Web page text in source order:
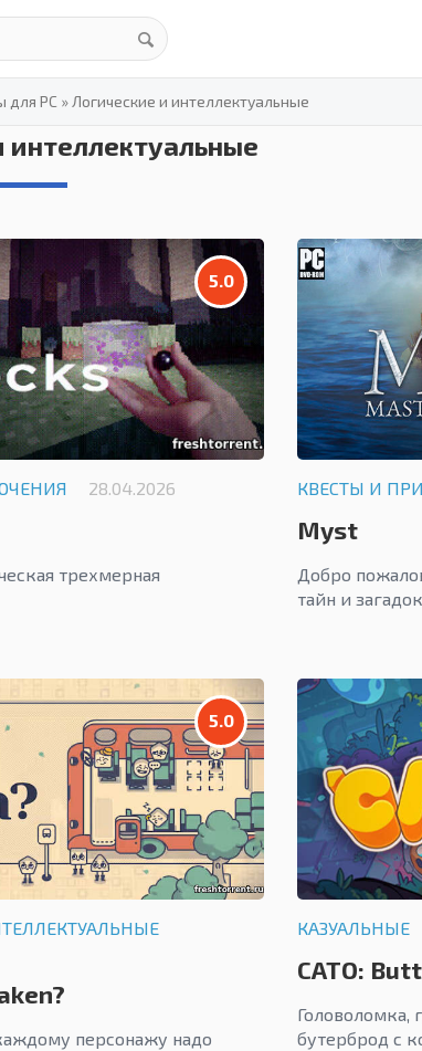
для PC » Логические и интеллектуальные
интеллектуальные
5.0
28.04.2026
трехмерная
КВЕСТЫ И
Myst
Добро
тайн и
5.0
персонажу надо
КАЗУАЛЬНЫЕ
CATO:
Головоломка,
бутерброд с